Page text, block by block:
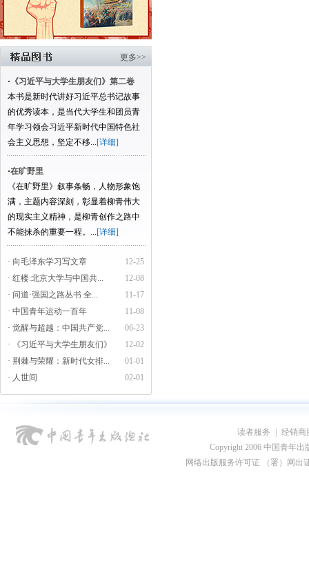
更多>>
· 《习近平与大学生朋友们》第二卷
本书是新时代讲好习近平总书记故事
的优秀读本，是当代大学生和团员青
年学习领会习近平新时代中国特色社
会主义思想，坚定不移...[详细]
·在旷野里
《在旷野里》叙事条畅，人物形象饱
满，主题内容深刻，彰显着柳青伟大
的现实主义精神，是柳青创作之路中
不能抹杀的重要一程。...[详细]
12-25
· 向毛泽东学习写文章
12-08
· 红楼:北京大学与中国共...
11-17
· 问道·强国之路丛书 全...
11-08
· 中国青年运动一百年
06-23
· 觉醒与超越：中国共产党...
12-02
· 《习近平与大学生朋友们》
01-01
· 荆棘与荣耀：新时代女排...
02-01
· 人世间
读者服务
经销商
Copyright 2006 中国青年出
网络出版服务许可证 （署）网出